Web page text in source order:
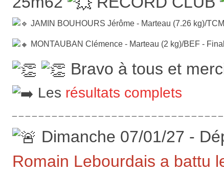
JAMIN BOUHOURS Jérôme - Marteau (7.26 kg)/
MONTAUBAN Clémence - Marteau (2 kg)/BEF -
Bravo à tous et
Les résultats complets
Dimanche 07/01/27 -
Romain Lebourdais a battu